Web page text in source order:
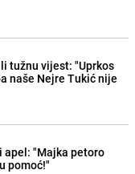
tužnu vijest: "Uprkos
naše Nejre Tukić nije
apel: "Majka petoro
pomoć!"